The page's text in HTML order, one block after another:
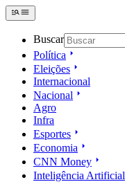
Buscar
Política
Eleições
Internacional
Nacional
Agro
Infra
Esportes
Economia
CNN Money
Inteligência Artificial